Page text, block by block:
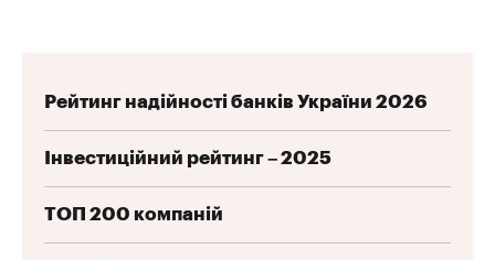
Рейтинг надійності банків України 2026
Інвестиційний рейтинг – 2025
ТОП 200 компаній